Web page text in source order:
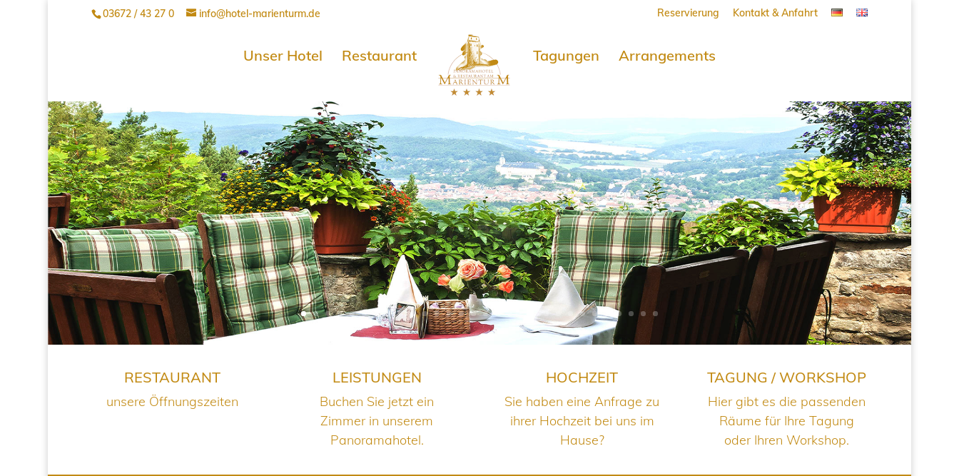
03672 / 43 27 0 info@hotel-marienturm.de Reservierung Kontakt & Anfahrt
Unser Hotel Restaurant Tagungen Arrangements
RESTAURANT
unsere Öffnungszeiten
LEISTUNGEN
Buchen Sie jetzt ein
Zimmer in unserem
Panoramahotel.
HOCHZEIT
Sie haben eine Anfrage zu
ihrer Hochzeit bei uns im
Hause?
TAGUNG / WORKSHOP
Hier gibt es die passenden
Räume für Ihre Tagung
oder Ihren Workshop.